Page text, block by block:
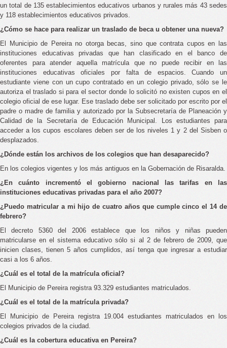
un total de 135 establecimientos educativos urbanos y rurales más 43 sedes
y 118 establecimientos educativos privados.
¿Cómo se hace para realizar un traslado de beca u obtener una nueva?
El Municipio de Pereira no otorga becas, sino que contrata cupos en las
instituciones educativas privadas que han clasificado en el banco de
oferentes para atender aquella matrícula que no puede recibir en las
instituciones educativas oficiales por falta de espacios. Cuando un
estudiante viene con un cupo contratado en un colegio privado, sólo se le
autoriza el traslado si para el sector donde lo solicitó no existen cupos en el
colegio oficial de ese lugar. Ese traslado debe ser solicitado por escrito por el
padre o madre de familia y autorizado por la Subsecretaría de Planeación y
Calidad de la Secretaría de Educación Municipal. Los estudiantes para
acceder a los cupos escolares deben ser de los niveles 1 y 2 del Sisben o
desplazados.
¿Dónde están los archivos de los colegios que han desaparecido?
En los colegios vigentes y los más antiguos en la Gobernación de Risaralda.
¿En cuánto incrementó el gobierno nacional las tarifas en las
instituciones educativas privadas para el año 2007?
¿Puedo matricular a mi hijo de cuatro años que cumple cinco el 14 de
febrero?
El decreto 5360 del 2006 establece que los niños y niñas pueden
matricularse en el sistema educativo sólo si al 2 de febrero de 2009, que
inicien clases, tienen 5 años cumplidos, así tenga que ingresar a estudiar
casi a los 6 años.
¿Cuál es el total de la matrícula oficial?
El Municipio de Pereira registra 93.329 estudiantes matriculados.
¿Cuál es el total de la matrícula privada?
El Municipio de Pereira registra 19.004 estudiantes matriculados en los
colegios privados de la ciudad.
¿Cuál es la cobertura educativa en Pereira?